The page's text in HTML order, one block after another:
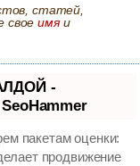
статей,
своеимяи
-
пакетам оценки:
продвижение